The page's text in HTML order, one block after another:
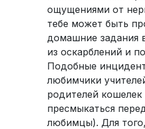
ощущениями от
тебе может быть
домашние задания
из оскарблений и
Подобные
любимчики
родителей
пресмыкаться
любимцы). Для